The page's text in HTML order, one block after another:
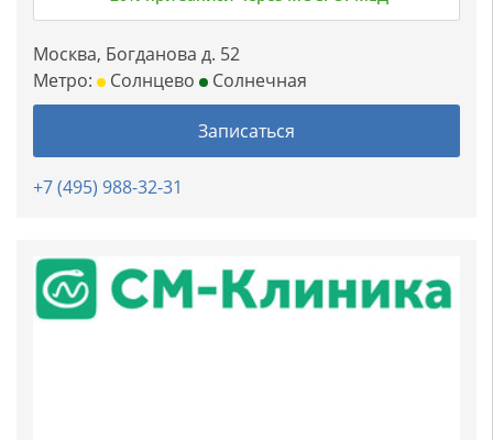
Москва, Богданова д. 52
Метро:
Солнцево Солнечная
Записаться
+7 (495) 988-32-31